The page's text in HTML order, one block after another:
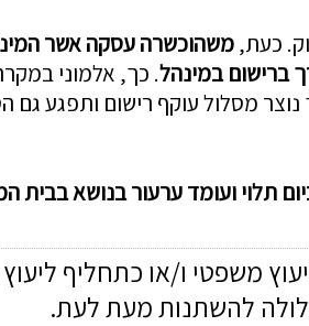
משהוכשרה עסקה אשר
ברישום במינהל. כך, אלמוני
נוצר מסלול עוקף רישום ותפגע גם
תלוי ועומד ערעורבנושאבבית
משפטי ו/או כתחליף
להשתנות מעת לעת.